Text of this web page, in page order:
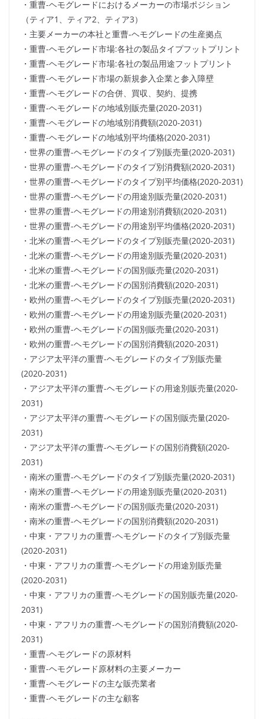
・重曹-ヘモグレードにおけるメーカーの市場ポジション
（ティア1、ティア2、ティア3）
・主要メーカーの本社と重曹-ヘモグレードの生産拠点
・重曹-ヘモグレード市場:各社の製品タイプフットプリント
・重曹-ヘモグレード市場:各社の製品用途フットプリント
・重曹-ヘモグレード市場の新規参入企業と参入障壁
・重曹-ヘモグレードの合併、買収、契約、提携
・重曹-ヘモグレードの地域別販売量(2020-2031)
・重曹-ヘモグレードの地域別消費額(2020-2031)
・重曹-ヘモグレードの地域別平均価格(2020-2031)
・世界の重曹-ヘモグレードのタイプ別販売量(2020-2031)
・世界の重曹-ヘモグレードのタイプ別消費額(2020-2031)
・世界の重曹-ヘモグレードのタイプ別平均価格(2020-2031)
・世界の重曹-ヘモグレードの用途別販売量(2020-2031)
・世界の重曹-ヘモグレードの用途別消費額(2020-2031)
・世界の重曹-ヘモグレードの用途別平均価格(2020-2031)
・北米の重曹-ヘモグレードのタイプ別販売量(2020-2031)
・北米の重曹-ヘモグレードの用途別販売量(2020-2031)
・北米の重曹-ヘモグレードの国別販売量(2020-2031)
・北米の重曹-ヘモグレードの国別消費額(2020-2031)
・欧州の重曹-ヘモグレードのタイプ別販売量(2020-2031)
・欧州の重曹-ヘモグレードの用途別販売量(2020-2031)
・欧州の重曹-ヘモグレードの国別販売量(2020-2031)
・欧州の重曹-ヘモグレードの国別消費額(2020-2031)
・アジア太平洋の重曹-ヘモグレードのタイプ別販売量
(2020-2031)
・アジア太平洋の重曹-ヘモグレードの用途別販売量(2020-
2031)
・アジア太平洋の重曹-ヘモグレードの国別販売量(2020-
2031)
・アジア太平洋の重曹-ヘモグレードの国別消費額(2020-
2031)
・南米の重曹-ヘモグレードのタイプ別販売量(2020-2031)
・南米の重曹-ヘモグレードの用途別販売量(2020-2031)
・南米の重曹-ヘモグレードの国別販売量(2020-2031)
・南米の重曹-ヘモグレードの国別消費額(2020-2031)
・中東・アフリカの重曹-ヘモグレードのタイプ別販売量
(2020-2031)
・中東・アフリカの重曹-ヘモグレードの用途別販売量
(2020-2031)
・中東・アフリカの重曹-ヘモグレードの国別販売量(2020-
2031)
・中東・アフリカの重曹-ヘモグレードの国別消費額(2020-
2031)
・重曹-ヘモグレードの原材料
・重曹-ヘモグレード原材料の主要メーカー
・重曹-ヘモグレードの主な販売業者
・重曹-ヘモグレードの主な顧客